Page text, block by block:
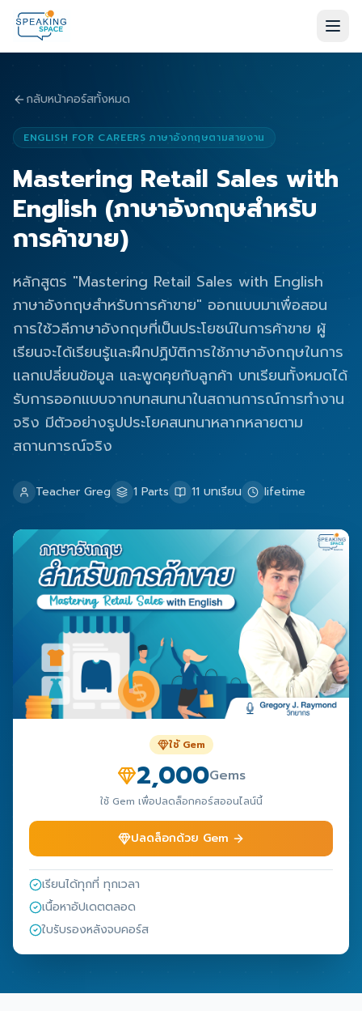
กลับหน้าคอร์สทั้งหมด
ENGLISH FOR CAREERS ภาษาอังกฤษตามสายงาน
Mastering Retail Sales with
English (ภาษาอังกฤษสำหรับ
การค้าขาย)
หลักสูตร "Mastering Retail Sales with English
ภาษาอังกฤษสำหรับการค้าขาย" ออกแบบมาเพื่อสอน
การใช้วลีภาษาอังกฤษที่เป็นประโยชน์ในการค้าขาย ผู้
เรียนจะได้เรียนรู้และฝึกปฏิบัติการใช้ภาษาอังกฤษในการ
แลกเปลี่ยนข้อมูล และพูดคุยกับลูกค้า บทเรียนทั้งหมดได้
รับการออกแบบจากบทสนทนาในสถานการณ์การทำงาน
จริง มีตัวอย่างรูปประโยคสนทนาหลากหลายตาม
สถานการณ์จริง
Teacher Greg 1 Parts 11 บทเรียน lifetime
ใช้ Gem
2,000Gems
ใช้ Gem เพื่อปลดล็อกคอร์สออนไลน์นี้
ปลดล็อกด้วย Gem
เรียนได้ทุกที่ ทุกเวลา
เนื้อหาอัปเดตตลอด
ใบรับรองหลังจบคอร์ส